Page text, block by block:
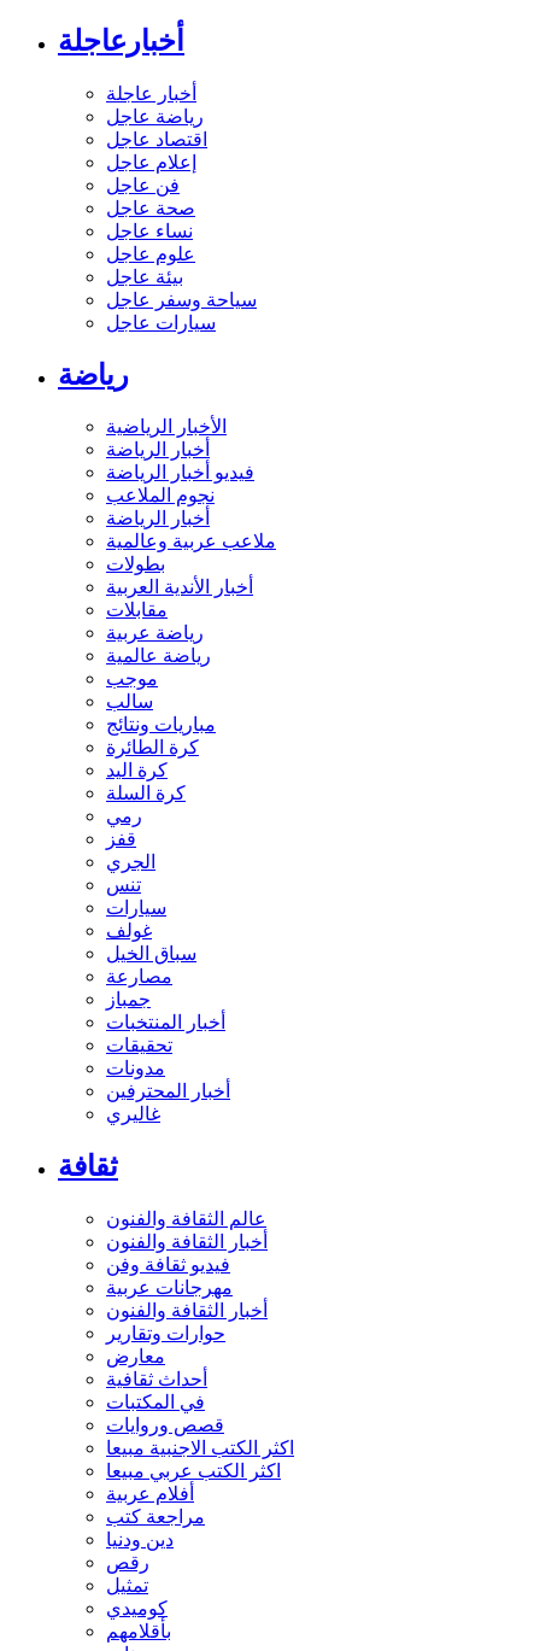
أخبارعاجلة
أخبار عاجلة
رياضة عاجل
اقتصاد عاجل
إعلام عاجل
فن عاجل
صحة عاجل
نساء عاجل
علوم عاجل
بيئة عاجل
سياحة وسفر عاجل
سيارات عاجل
رياضة
الأخبار الرياضية
أخبار الرياضة
فيديو أخبار الرياضة
نجوم الملاعب
أخبار الرياضة
ملاعب عربية وعالمية
بطولات
أخبار الأندية العربية
مقابلات
رياضة عربية
رياضة عالمية
موجب
سالب
مباريات ونتائج
كرة الطائرة
كرة اليد
كرة السلة
رمي
قفز
الجري
تنس
سيارات
غولف
سباق الخيل
مصارعة
جمباز
أخبار المنتخبات
تحقيقات
مدونات
أخبار المحترفين
غاليري
ثقافة
عالم الثقافة والفنون
أخبار الثقافة والفنون
فيديو ثقافة وفن
مهرجانات عربية
أخبار الثقافة والفنون
حوارات وتقارير
معارض
أحداث ثقافية
في المكتبات
قصص وروايات
اكثر الكتب الاجنبية مبيعا
اكثر الكتب عربي مبيعا
أفلام عربية
مراجعة كتب
دين ودنيا
رقص
تمثيل
كوميدي
بأقلامهم